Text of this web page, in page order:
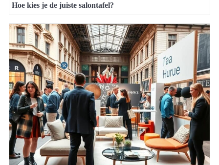
Hoe kies je de juiste salontafel?